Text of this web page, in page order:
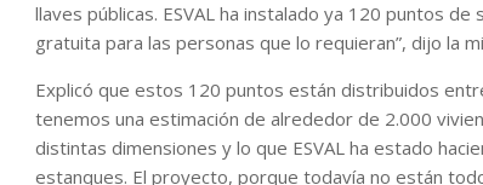
llaves públicas. ESVAL ha instalado ya 120 puntos
gratuita para las personas que lo requieran”, dijo la
Explicó que estos 120 puntos están distribuidos
tenemos una estimación de alrededor de 2.000
distintas dimensiones y lo que ESVAL ha estado
estanques. El proyecto, porque todavía no están